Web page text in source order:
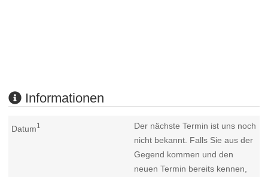
Informationen
Datum1
Der nächste Termin ist uns noch
nicht bekannt. Falls Sie aus der
Gegend kommen und den
neuen Termin bereits kennen,